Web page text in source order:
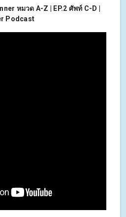
หมวด A-Z | EP.2 ศัพท์ C-D |
Podcast